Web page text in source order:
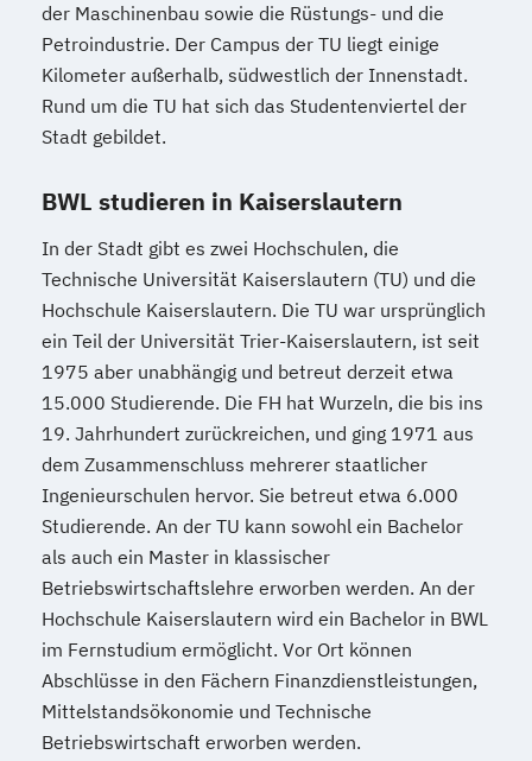
der Maschinenbau sowie die Rüstungs- und die
Petroindustrie. Der Campus der TU liegt einige
Kilometer außerhalb, südwestlich der Innenstadt.
Rund um die TU hat sich das Studentenviertel der
Stadt gebildet.
BWL studieren in Kaiserslautern
In der Stadt gibt es zwei Hochschulen, die
Technische Universität Kaiserslautern (TU) und die
Hochschule Kaiserslautern. Die TU war ursprünglich
ein Teil der Universität Trier-Kaiserslautern, ist seit
1975 aber unabhängig und betreut derzeit etwa
15.000 Studierende. Die FH hat Wurzeln, die bis ins
19. Jahrhundert zurückreichen, und ging 1971 aus
dem Zusammenschluss mehrerer staatlicher
Ingenieurschulen hervor. Sie betreut etwa 6.000
Studierende. An der TU kann sowohl ein Bachelor
als auch ein Master in klassischer
Betriebswirtschaftslehre erworben werden. An der
Hochschule Kaiserslautern wird ein Bachelor in BWL
im Fernstudium ermöglicht. Vor Ort können
Abschlüsse in den Fächern Finanzdienstleistungen,
Mittelstandsökonomie und Technische
Betriebswirtschaft erworben werden.